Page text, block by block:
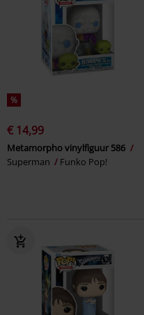
%
€ 14,99
Metamorpho vinylfiguur 586
Superman
Funko Pop!